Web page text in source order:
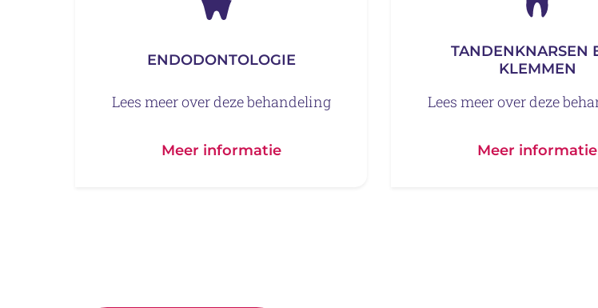
ENDODONTOLOGIE
Lees meer over deze behandeling
Meer informatie
TANDENKNARSEN
KLEMMEN
Lees meer over deze
Meer informatie